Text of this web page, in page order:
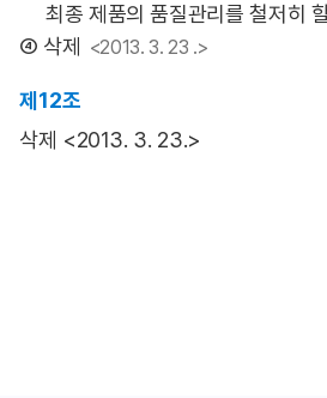
최종 제품의 품질관리를 철저히
④ 삭제
<2013. 3. 23 .>
제12조
삭제 <2013. 3. 23.>